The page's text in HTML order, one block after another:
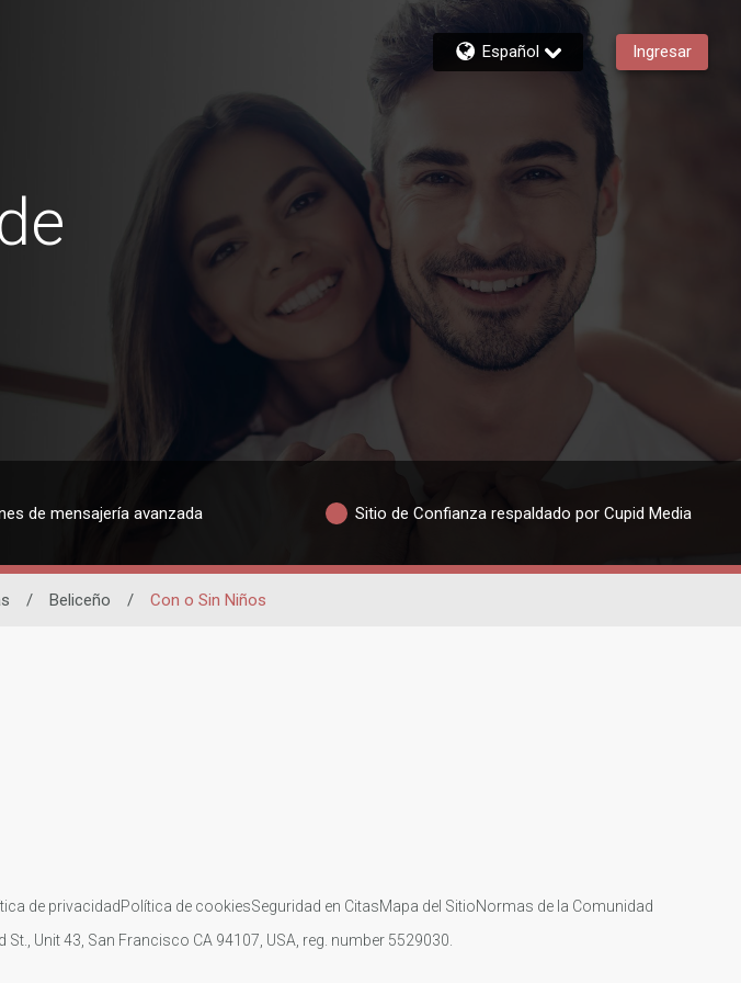
Español Ingresar
de mensajería avanzada Sitio de Confianza respaldado por Cupid Media
/ Beliceño / Con o Sin Niños
de privacidadPolítica de cookiesSeguridad en CitasMapa del SitioNormas de la Comunidad
Unit 43, San Francisco CA 94107, USA, reg. number 5529030.